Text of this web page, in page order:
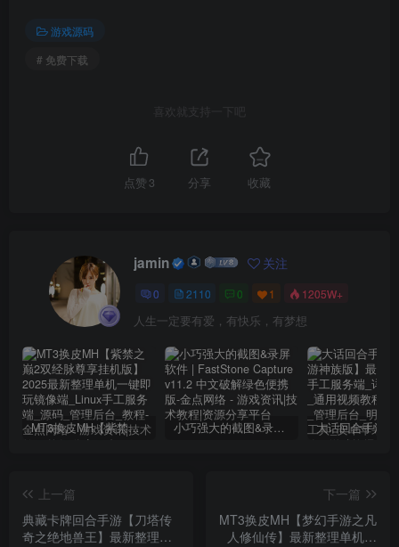
游戏源码
# 免费下载
喜欢就支持一下吧
点赞 3 分享 收藏
jamin 关注
0 2110 0 1 1205W+
人生一定要有爱，有快乐，有梦想
MT3换皮MH【紫禁之巅2双经脉尊享挂机版】2025最新整理单机一键即玩镜像端_Linux手工服务端_源码_管理后台_教程 小巧强大的截图&录屏软件 | FastStone Capture v11.2 中文破解绿色便携版
上一篇
典藏卡牌回合手游【刀塔传
奇之绝地兽王】最新整理
下一篇
MT3换皮MH【梦幻手游之凡
人修仙传】最新整理单机一